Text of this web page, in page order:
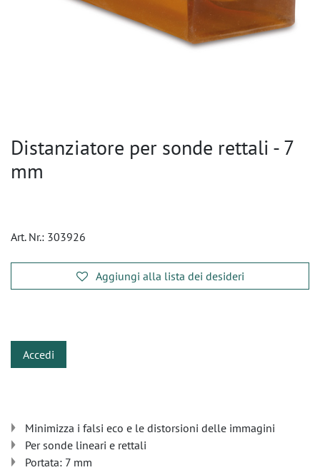
Distanziatore per sonde rettali - 7
mm
Art. Nr.: 303926
Aggiungi alla lista dei desideri
Accedi
Minimizza i falsi eco e le distorsioni delle immagini
Per sonde lineari e rettali
Portata: 7 mm